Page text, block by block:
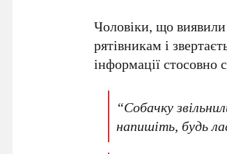
Чоловіки, що
рятівникам і
інформації стосовно
“Собачку
напишіть, будь